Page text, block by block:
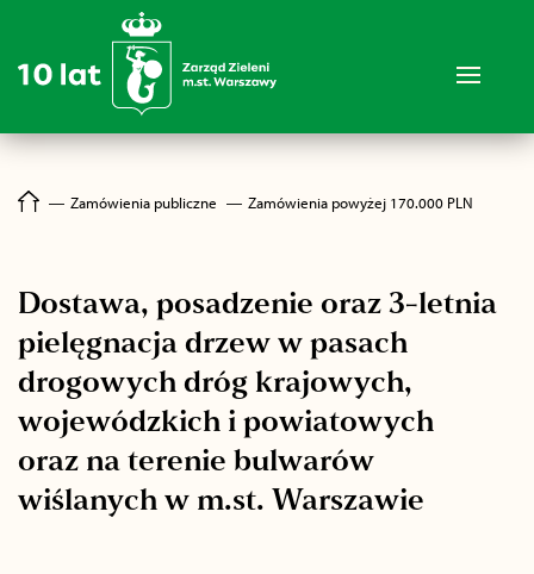
― Zamówienia publiczne ― Zamówienia powyżej 170.000 PLN
Dostawa, posadzenie oraz 3-letnia
pielęgnacja drzew w pasach
drogowych dróg krajowych,
wojewódzkich i powiatowych
oraz na terenie bulwarów
wiślanych w m.st. Warszawie